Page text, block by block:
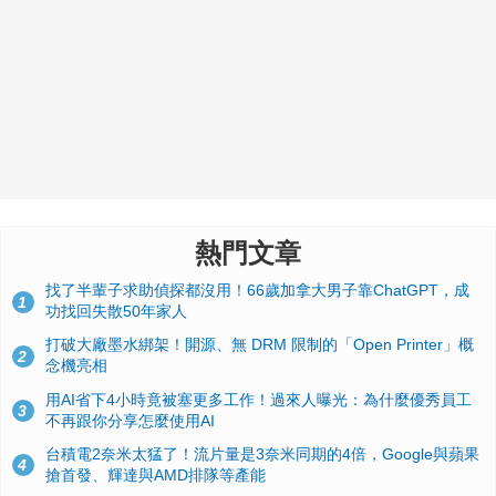
熱門文章
1
找了半輩子求助偵探都沒用！66歲加拿大男子靠ChatGPT，成
功找回失散50年家人
2
打破大廠墨水綁架！開源、無 DRM 限制的「Open Printer」概
念機亮相
3
用AI省下4小時竟被塞更多工作！過來人曝光：為什麼優秀員工
不再跟你分享怎麼使用AI
4
台積電2奈米太猛了！流片量是3奈米同期的4倍，Google與蘋果
搶首發、輝達與AMD排隊等產能